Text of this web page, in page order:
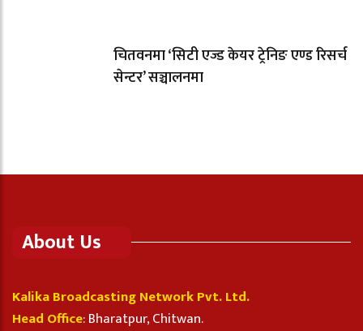
चितवनमा ‘सिटी एज्ड केयर ट्रेनिङ एण्ड रिसर्च
सेन्टर’ सञ्चालनमा
About Us
Kalika Broadcasting Network Pvt. Ltd.
Head Office: Bharatpur, Chitwan.